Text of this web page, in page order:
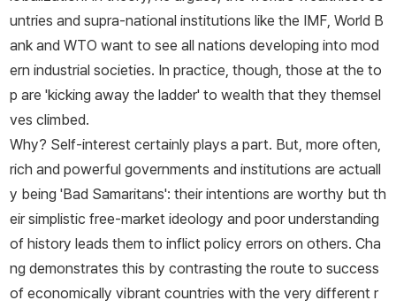
untries and supra-national institutions like the IMF, World B
ank and WTO want to see all nations developing into mod
ern industrial societies. In practice, though, those at the to
p are 'kicking away the ladder' to wealth that they themsel
ves climbed.
Why? Self-interest certainly plays a part. But, more often,
rich and powerful governments and institutions are actuall
y being 'Bad Samaritans': their intentions are worthy but th
eir simplistic free-market ideology and poor understanding
of history leads them to inflict policy errors on others. Cha
ng demonstrates this by contrasting the route to success
of economically vibrant countries with the very different r